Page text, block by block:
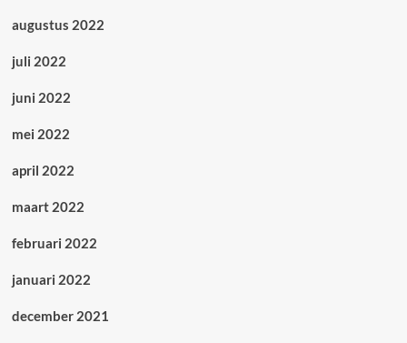
augustus 2022
juli 2022
juni 2022
mei 2022
april 2022
maart 2022
februari 2022
januari 2022
december 2021